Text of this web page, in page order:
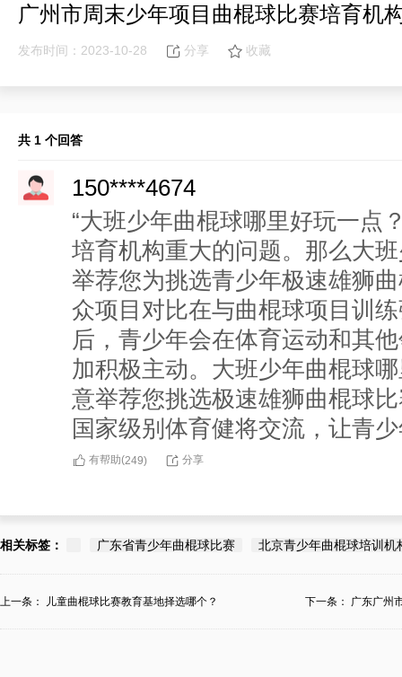
广州市周末少年项目曲棍球比赛培育机
发布时间：2023-10-28 分享 收藏
共 1 个回答
150****4674
“大班少年曲棍球哪里好玩一点
培育机构重大的问题。那么大
举荐您为挑选青少年极速雄狮
众项目对比在与曲棍球项目训
后，青少年会在体育运动和其
加积极主动。大班少年曲棍球
意举荐您挑选极速雄狮曲棍球
国家级别体育健将交流，让青
有帮助(249) 分享
相关标签： 广东省青少年曲棍球比赛 北京青少年曲棍球培训机
上一条： 儿童曲棍球比赛教育基地择选哪个？ 下一条： 广东广州